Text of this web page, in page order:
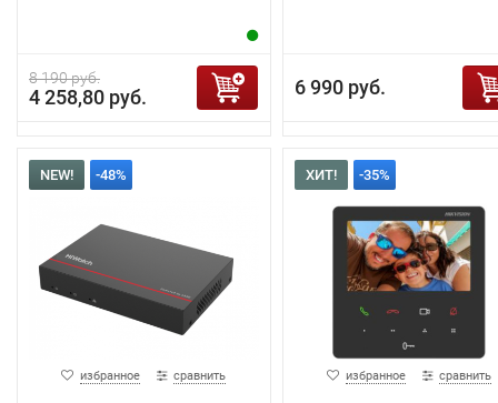
8 190 руб.
4 258,80 руб. 6 990 руб.
NEW! -48%
избранное сравнить
ХИТ! -35%
избранное сравнить